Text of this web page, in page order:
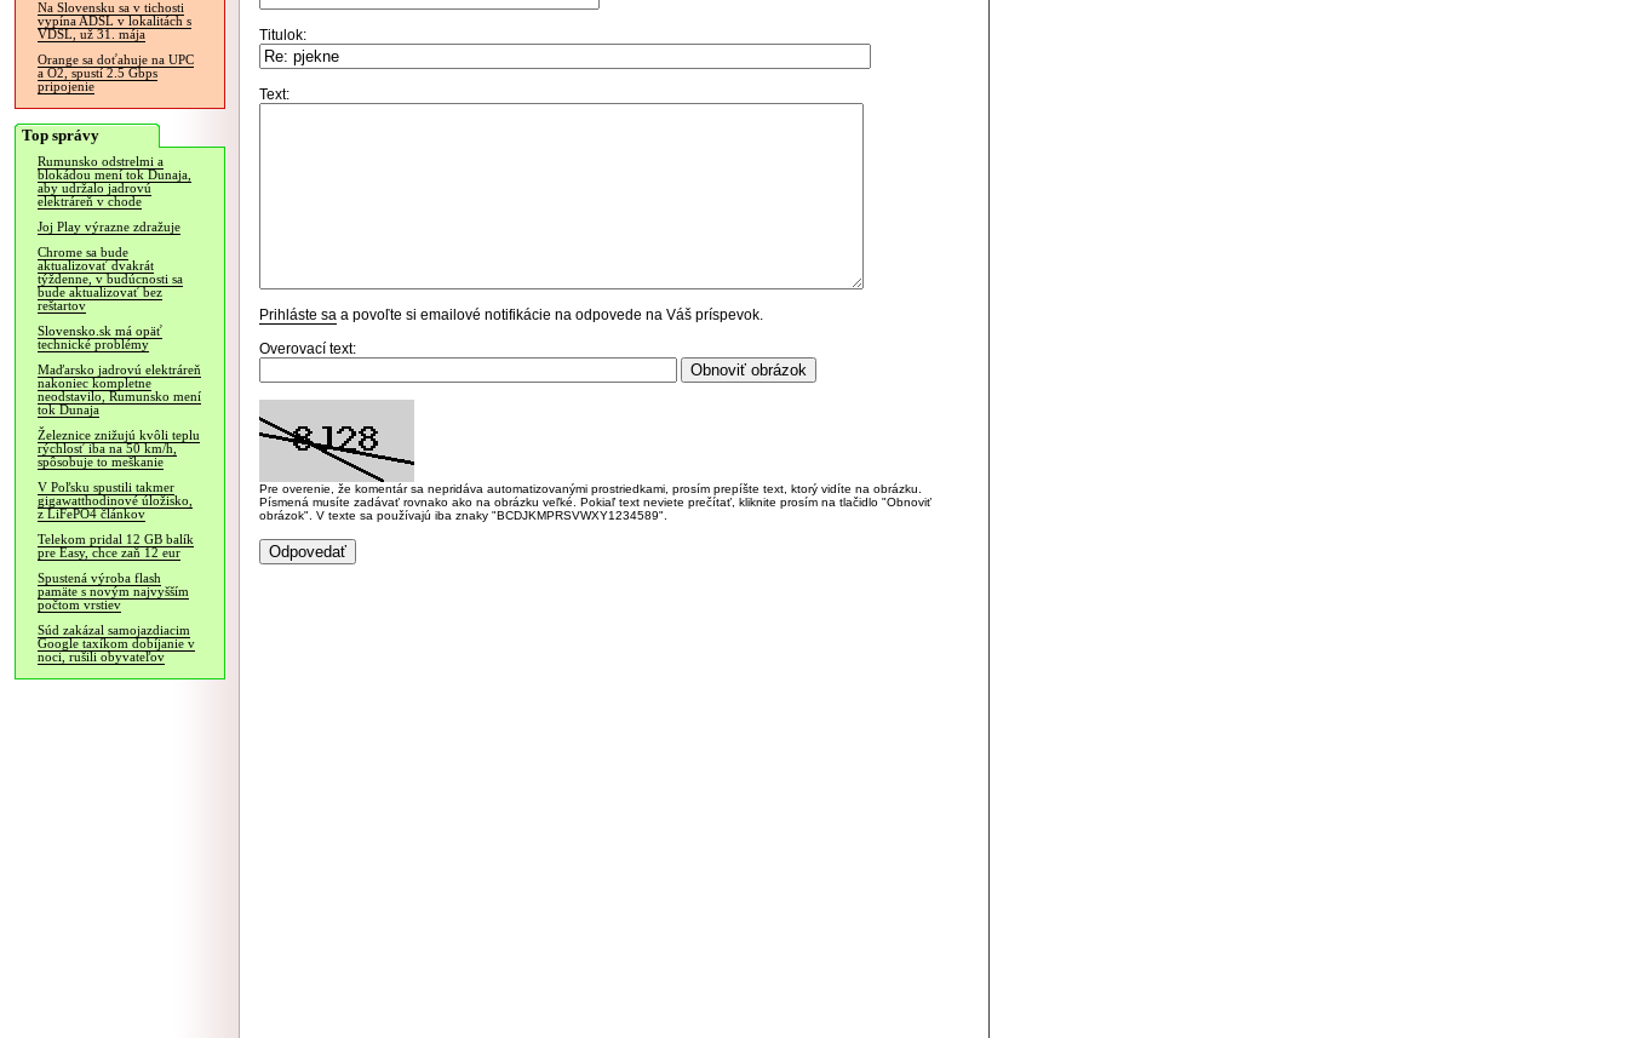
Na Slovensku sa v tichosti
vypína ADSL v lokalitách s
VDSL, už 31. mája
Orange sa doťahuje na UPC
a O2, spustí 2.5 Gbps
pripojenie
Top správy
Rumunsko odstrelmi a
blokádou mení tok Dunaja,
aby udržalo jadrovú
elektráreň v chode
Joj Play výrazne zdražuje
Chrome sa bude
aktualizovať dvakrát
týždenne, v budúcnosti sa
bude aktualizovať bez
reštartov
Slovensko.sk má opäť
technické problémy
Maďarsko jadrovú elektráreň
nakoniec kompletne
neodstavilo, Rumunsko mení
tok Dunaja
Železnice znižujú kvôli teplu
rýchlosť iba na 50 km/h,
spôsobuje to meškanie
V Poľsku spustili takmer
gigawatthodinové úložisko,
z LiFePO4 článkov
Telekom pridal 12 GB balík
pre Easy, chce zaň 12 eur
Spustená výroba flash
pamäte s novým najvyšším
počtom vrstiev
Súd zakázal samojazdiacim
Google taxíkom dobíjanie v
noci, rušili obyvateľov
Titulok:
Text:
Prihláste sa a povoľte si emailové notifikácie na odpovede na Váš príspevok.
Overovací text:
Pre overenie, že komentár sa nepridáva automatizovanými prostriedkami, prosím prepíšte text, ktorý vidíte na obrázku.
Písmená musíte zadávať rovnako ako na obrázku veľké. Pokiaľ text neviete prečítať, kliknite prosím na tlačidlo "Obnoviť
obrázok". V texte sa používajú iba znaky "BCDJKMPRSVWXY1234589".